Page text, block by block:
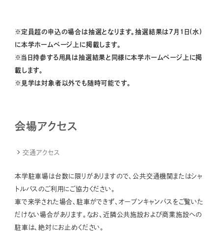
※定員超の申込の場合は抽選となります。抽選結果は7月1日(水)
に本学ホームページ上に掲載します。
※当日持参する用具は抽選結果と同様に本学ホームページ上に掲
載します。
※見学は対象者以外でも随時可能です。
会場アクセス
交通アクセス
本学駐車場は台数に限りがありますので、公共交通機関またはシャ
トルバスのご利用にご協力ください。
車で来学された場合、駐車ができず、オープンキャンパスをご覧いた
だけない場合があります。なお、近隣公共施設および商業施設への
駐車は、絶対にお止めください。